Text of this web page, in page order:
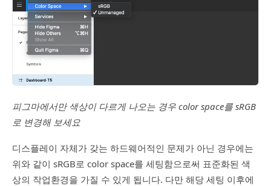
피그마에서만 색상이 다르게 나오는 경우 color space를 sRGB
로 변경해 보세요
디스플레이 자체가 갖는 하드웨어적인 문제가 아닌 경우에는
위와 같이 sRGB로 color space를 세팅함으로써 표준화된 색
상의 작업환경을 가질 수 있게 됩니다. 다만 해당 세팅 이후에